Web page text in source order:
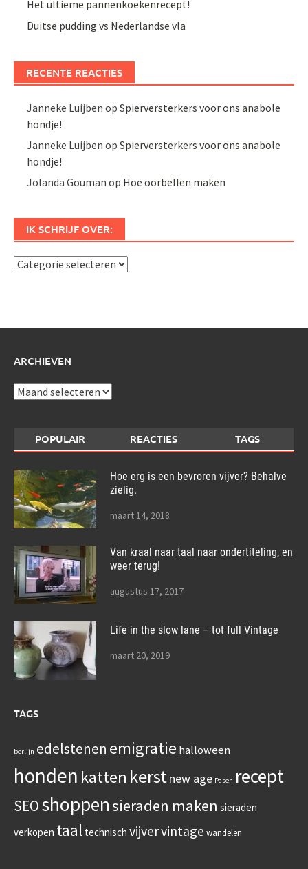
Het ultieme pannenkoekenrecept!
Duitse pudding vs Nederlandse vla
RECENTE REACTIES
Janneke Luijben opSpierversterkers voor ons anabole
hondje!
Janneke Luijben opSpierversterkers voor ons anabole
hondje!
Jolanda Gouman op Hoe oorbellen maken
IK SCHRIJF OVER:
Ik
ARCHIEVEN
Archieven
POPULAIR REACTIES TAGS
Hoe erg is een bevroren vijver? Behalve
zielig.
maart 14, 2018
Van kraal naar taal naar ondertiteling, en
weer terug!
augustus 17, 2017
Life in the slow lane – tot full Vintage
maart 20, 2019
TAGS
berlijn edelstenen emigratie halloween
honden katten kerstnew age Pasen recept
SEOshoppensieraden maken sieraden
verkopen taal technisch vijvervintage wandelen